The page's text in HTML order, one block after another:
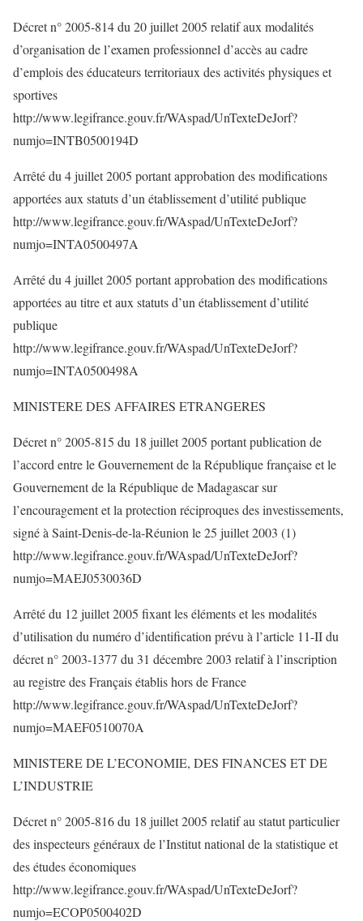
Décret n° 2005-814 du 20 juillet 2005 relatif aux modalités
d’organisation de l’examen professionnel d’accès au cadre
d’emplois des éducateurs territoriaux des activités physiques et
sportives
http://www.legifrance.gouv.fr/WAspad/UnTexteDeJorf?
numjo=INTB0500194D
Arrêté du 4 juillet 2005 portant approbation des modifications
apportées aux statuts d’un établissement d’utilité publique
http://www.legifrance.gouv.fr/WAspad/UnTexteDeJorf?
numjo=INTA0500497A
Arrêté du 4 juillet 2005 portant approbation des modifications
apportées au titre et aux statuts d’un établissement d’utilité
publique
http://www.legifrance.gouv.fr/WAspad/UnTexteDeJorf?
numjo=INTA0500498A
MINISTERE DES AFFAIRES ETRANGERES
Décret n° 2005-815 du 18 juillet 2005 portant publication de
l’accord entre le Gouvernement de la République française et le
Gouvernement de la République de Madagascar sur
l’encouragement et la protection réciproques des investissements,
signé à Saint-Denis-de-la-Réunion le 25 juillet 2003 (1)
http://www.legifrance.gouv.fr/WAspad/UnTexteDeJorf?
numjo=MAEJ0530036D
Arrêté du 12 juillet 2005 fixant les éléments et les modalités
d’utilisation du numéro d’identification prévu à l’article 11-II du
décret n° 2003-1377 du 31 décembre 2003 relatif à l’inscription
au registre des Français établis hors de France
http://www.legifrance.gouv.fr/WAspad/UnTexteDeJorf?
numjo=MAEF0510070A
MINISTERE DE L’ECONOMIE, DES FINANCES ET DE
L’INDUSTRIE
Décret n° 2005-816 du 18 juillet 2005 relatif au statut particulier
des inspecteurs généraux de l’Institut national de la statistique et
des études économiques
http://www.legifrance.gouv.fr/WAspad/UnTexteDeJorf?
numjo=ECOP0500402D